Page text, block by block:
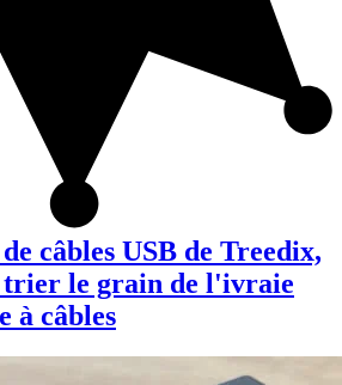
câbles USB de Treedix,
le grain de l'ivraie
à câbles